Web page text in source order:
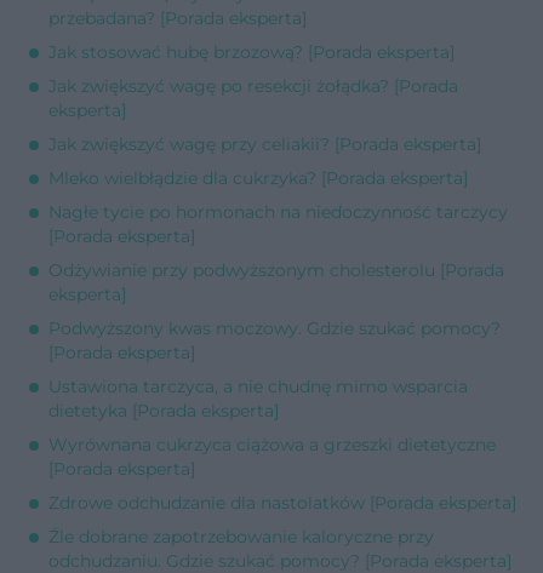
przebadana? [Porada eksperta]
Jak stosować hubę brzozową? [Porada eksperta]
Jak zwiększyć wagę po resekcji żołądka? [Porada
eksperta]
Jak zwiększyć wagę przy celiakii? [Porada eksperta]
Mleko wielbłądzie dla cukrzyka? [Porada eksperta]
Nagłe tycie po hormonach na niedoczynność tarczycy
[Porada eksperta]
Odżywianie przy podwyższonym cholesterolu [Porada
eksperta]
Podwyższony kwas moczowy. Gdzie szukać pomocy?
[Porada eksperta]
Ustawiona tarczyca, a nie chudnę mimo wsparcia
dietetyka [Porada eksperta]
Wyrównana cukrzyca ciążowa a grzeszki dietetyczne
[Porada eksperta]
Zdrowe odchudzanie dla nastolatków [Porada eksperta]
Źle dobrane zapotrzebowanie kaloryczne przy
odchudzaniu. Gdzie szukać pomocy? [Porada eksperta]